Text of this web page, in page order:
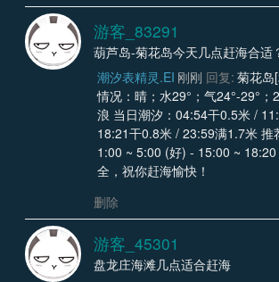
游客_83291
葫芦岛-菊花岛今天几点赶海合适
潮汐表精灵.EI 刚刚 回复: 菊花岛
情况：晴；水29°；气24°-29°；
浪 当日潮汐：04:54干0.5米 /
18:21干0.8米 / 23:59满1.7米 推
1:00 ~ 5:00 (好) - 15:00 ~
全，祝你赶海愉快！
删除
游客_45301
盘龙庄海滩几点适合赶海